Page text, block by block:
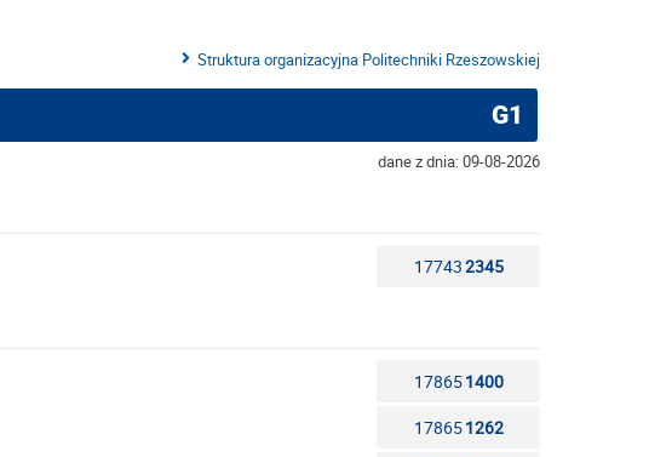
Struktura organizacyjna Politechniki Rzeszowskiej
G1
dane z dnia: 09-08-2026
177432345
178651400
178651262